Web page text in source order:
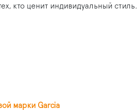
кто ценит индивидуальный стиль.
марки Garcia